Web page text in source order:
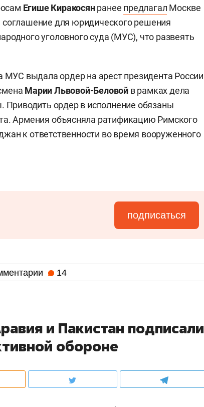
Егише Киракосянранее предлагал Москве
соглашение для юридического решения
уголовного суда (МУС), что развеять
МУС выдала ордер на арест президента России
МарииЛьвовой-Беловой в рамках дела
Приводить ордер в исполнение обязаны
Армения объясняла ратификацию Римского
к ответственности во время вооруженного
подписаться
14
и Пакистан подписали
обороне